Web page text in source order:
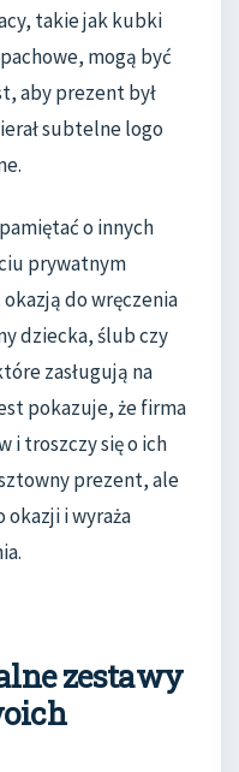
takie jak kubki
mogą być
aby prezent był
subtelne logo
o innych
prywatnym
do wręczenia
dziecka, ślub czy
zasługują na
pokazuje, że firma
i troszczy się o ich
prezent, ale
i wyraża
zestawy